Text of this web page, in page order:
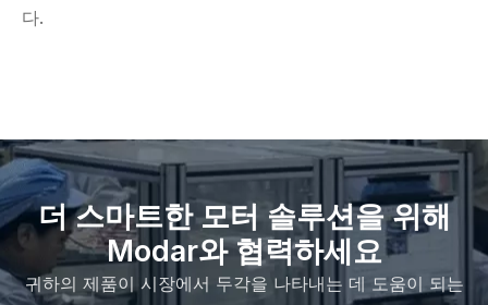
다.
더 스마트한 모터 솔루션을 위해
Modar와 협력하세요
귀하의 제품이 시장에서 두각을 나타내는 데 도움이 되는